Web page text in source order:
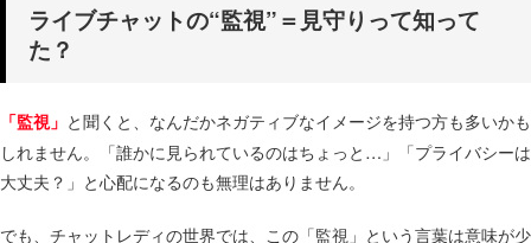
ライブチャットの“監視”＝見守りって知って
た？
「監視」 と聞くと、なんだかネガティブなイメージを持つ方も多いかも
しれません。​「誰かに見られているのはちょっと…」​「プライバシーは
大丈夫？」と心配になるのも無理はありません。​
でも、チャットレディの世界では、この「監視」という言葉は意味が少